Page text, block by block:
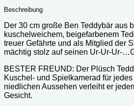
Beschreibung
Der 30 cm große Ben Teddybär aus
kuschelweichem, beigefarbenem
treuer Gefährte und als Mitglied der
mächtig stolz auf seinen Ur-Ur-Ur-
BESTER FREUND: Der Plüsch
Kuschel- und Spielkamerad für
niedlichen Aussehen verleiht er
Gesicht.